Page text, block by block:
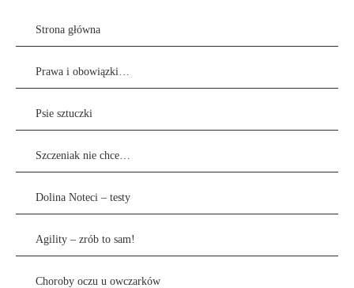
Strona główna
Prawa i obowiązki…
Psie sztuczki
Szczeniak nie chce…
Dolina Noteci – testy
Agility – zrób to sam!
Choroby oczu u owczarków